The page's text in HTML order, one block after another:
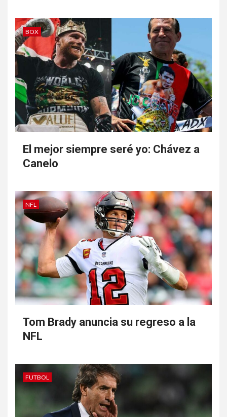
BOX
El mejor siempre seré yo: Chávez a
Canelo
NFL
Tom Brady anuncia su regreso a la
NFL
FUTBOL